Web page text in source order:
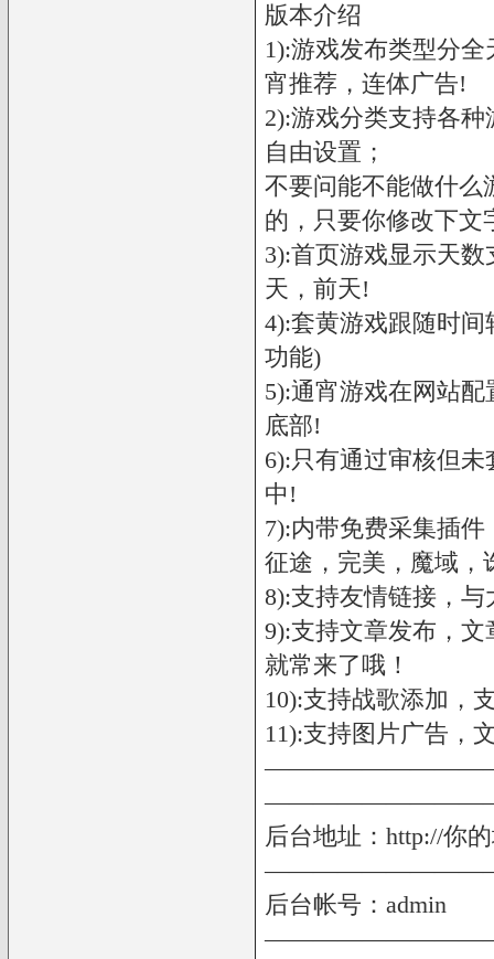
版本介绍
1):游戏发布类型分
宵推荐，连体广告!
2):游戏分类支持各
自由设置；
不要问能不能做什么
的，只要你修改下文
3):首页游戏显示天
天，前天!
4):套黄游戏跟随时
功能)
5):通宵游戏在网站
底部!
6):只有通过审核但
中!
7):内带免费采集插
征途，完美，魔域，
8):支持友情链接，
9):支持文章发布，
就常来了哦！
10):支持战歌添加，
11):支持图片广告，
后台地址：http://你
后台帐号：admin